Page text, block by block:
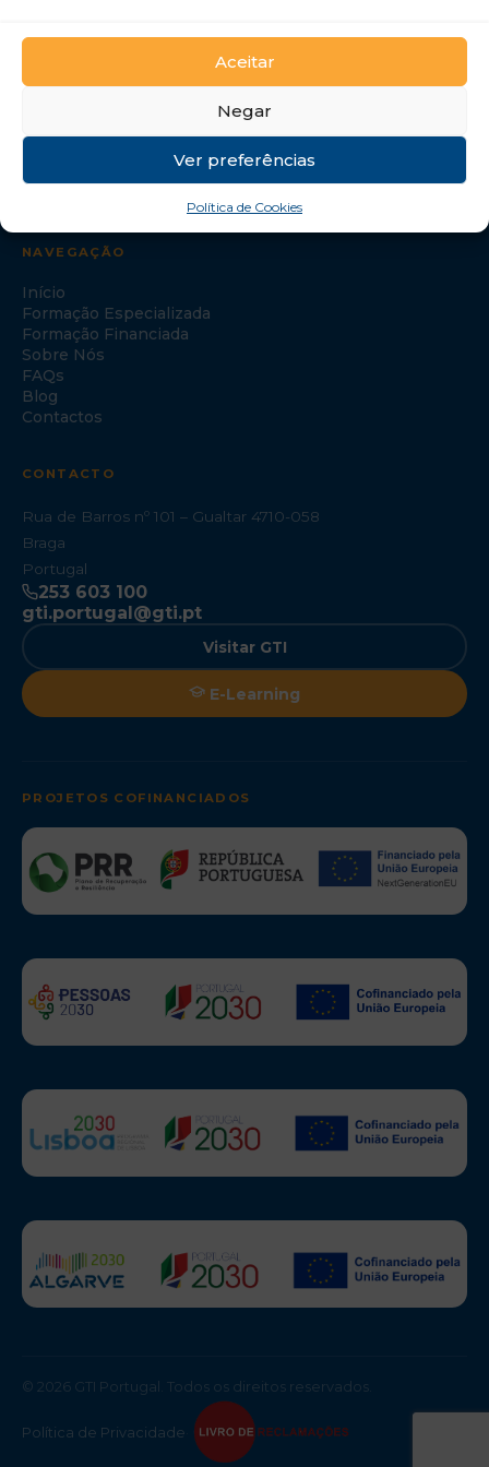
Aceitar
Negar
Ver preferências
Política de Cookies
NAVEGAÇÃO
Início
Formação Especializada
Formação Financiada
Sobre Nós
FAQs
Blog
Contactos
CONTACTO
Rua de Barros nº 101 – Gualtar 4710-058
Braga
Portugal
253 603 100
gti.portugal@gti.pt
Visitar GTI
E-Learning
PROJETOS COFINANCIADOS
© 2026 GTI Portugal. Todos os direitos reservados.
Política de Privacidade